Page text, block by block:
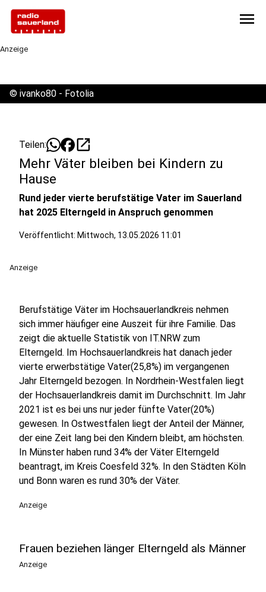
menu
Anzeige
© ivanko80 - Fotolia
Teilen: open_in_new
Mehr Väter bleiben bei Kindern zu
Hause
Rund jeder vierte berufstätige Vater im Sauerland
hat 2025 Elterngeld in Anspruch genommen
Veröffentlicht: Mittwoch, 13.05.2026 11:01
Anzeige
Berufstätige Väter im Hochsauerlandkreis nehmen
sich immer häufiger eine Auszeit für ihre Familie. Das
zeigt die aktuelle Statistik von IT.NRW zum
Elterngeld. Im Hochsauerlandkreis hat danach jeder
vierte erwerbstätige Vater(25,8%) im vergangenen
Jahr Elterngeld bezogen. In Nordrhein-Westfalen liegt
der Hochsauerlandkreis damit im Durchschnitt. Im Jahr
2021 ist es bei uns nur jeder fünfte Vater(20%)
gewesen. In Ostwestfalen liegt der Anteil der Männer,
der eine Zeit lang bei den Kindern bleibt, am höchsten.
In Münster haben rund 34% der Väter Elterngeld
beantragt, im Kreis Coesfeld 32%. In den Städten Köln
und Bonn waren es rund 30% der Väter.
Anzeige
Frauen beziehen länger Elterngeld als Männer
Anzeige